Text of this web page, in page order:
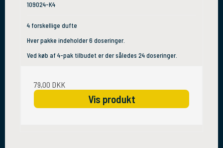
109024-K4
4 forskellige dufte
Hver pakke indeholder 6 doseringer.
Ved køb af 4-pak tilbudet er der således 24 doseringer.
79,00 DKK
Vis produkt